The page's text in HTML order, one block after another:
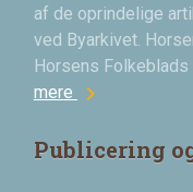
af de oprindelige
ved Byarkivet.
Horsens
mere chevron_right
Publicering